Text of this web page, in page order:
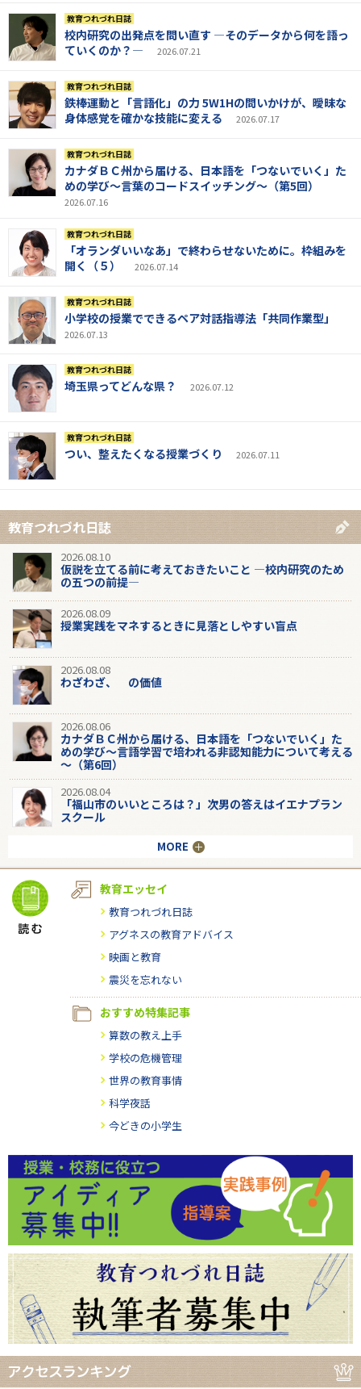
教育つれづれ日誌
校内研究の出発点を問い直す ―そのデータから何を語っ
ていくのか？―
2026.07.21
教育つれづれ日誌
鉄棒運動と「言語化」の力 5W1Hの問いかけが、曖昧な
身体感覚を確かな技能に変える
2026.07.17
教育つれづれ日誌
カナダＢＣ州から届ける、日本語を「つないでいく」た
めの学び～言葉のコードスイッチング～（第5回）
2026.07.16
教育つれづれ日誌
「オランダいいなあ」で終わらせないために。枠組みを
開く（５）
2026.07.14
教育つれづれ日誌
小学校の授業でできるペア対話指導法「共同作業型」
2026.07.13
教育つれづれ日誌
埼玉県ってどんな県？ 2026.07.12
教育つれづれ日誌
つい、整えたくなる授業づくり 2026.07.11
教育つれづれ日誌
2026.08.10
仮説を立てる前に考えておきたいこと ―校内研究のため
の五つの前提―
2026.08.09
授業実践をマネするときに見落としやすい盲点
2026.08.08
わざわざ、 の価値
2026.08.06
カナダＢＣ州から届ける、日本語を「つないでいく」た
めの学び～言語学習で培われる非認知能力について考える
～（第6回）
2026.08.04
「福山市のいいところは？」次男の答えはイエナプラン
スクール
MORE
教育エッセイ
教育つれづれ日誌
アグネスの教育アドバイス
映画と教育
震災を忘れない
おすすめ特集記事
算数の教え上手
学校の危機管理
世界の教育事情
科学夜話
今どきの小学生